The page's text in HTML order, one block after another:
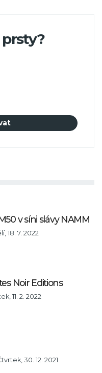
v síni slávy NAMM
18. 7. 2022
Noir Editions
11. 2. 2022
30. 12. 2021